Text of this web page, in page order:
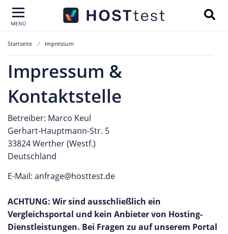
MENÜ
Startseite Impressum
Impressum &
Kontaktstelle
Betreiber: Marco Keul
Gerhart-Hauptmann-Str. 5
33824 Werther (Westf.)
Deutschland
E-Mail: anfrage@hosttest.de
ACHTUNG: Wir sind ausschließlich ein
Vergleichsportal und kein Anbieter von Hosting-
Dienstleistungen. Bei Fragen zu auf unserem Portal